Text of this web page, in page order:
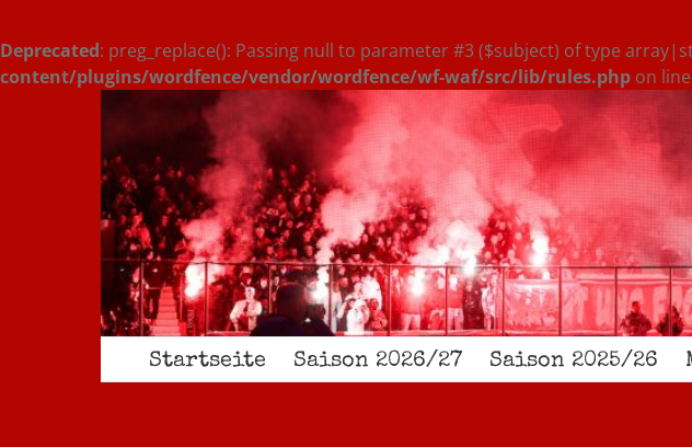
Deprecated: preg_replace(): Passing null to parameter #3 ($subject) of type
content/plugins/wordfence/vendor/wordfence/wf-waf/src/lib/rules.php on line
Startseite Saison 2026/27 Saison 2025/26